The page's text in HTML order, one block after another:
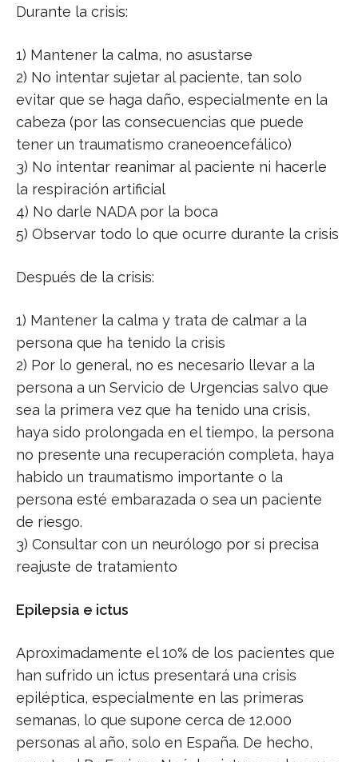
Durante la crisis:
1) Mantener la calma, no asustarse
2) No intentar sujetar al paciente, tan solo
evitar que se haga daño, especialmente en la
cabeza (por las consecuencias que puede
tener un traumatismo craneoencefálico)
3) No intentar reanimar al paciente ni hacerle
la respiración artificial
4) No darle NADA por la boca
5) Observar todo lo que ocurre durante la crisis
Después de la crisis:
1) Mantener la calma y trata de calmar a la
persona que ha tenido la crisis
2) Por lo general, no es necesario llevar a la
persona a un Servicio de Urgencias salvo que
sea la primera vez que ha tenido una crisis,
haya sido prolongada en el tiempo, la persona
no presente una recuperación completa, haya
habido un traumatismo importante o la
persona esté embarazada o sea un paciente
de riesgo.
3) Consultar con un neurólogo por si precisa
reajuste de tratamiento
Epilepsia e ictus
Aproximadamente el 10% de los pacientes que
han sufrido un ictus presentará una crisis
epiléptica, especialmente en las primeras
semanas, lo que supone cerca de 12.000
personas al año, solo en España. De hecho,